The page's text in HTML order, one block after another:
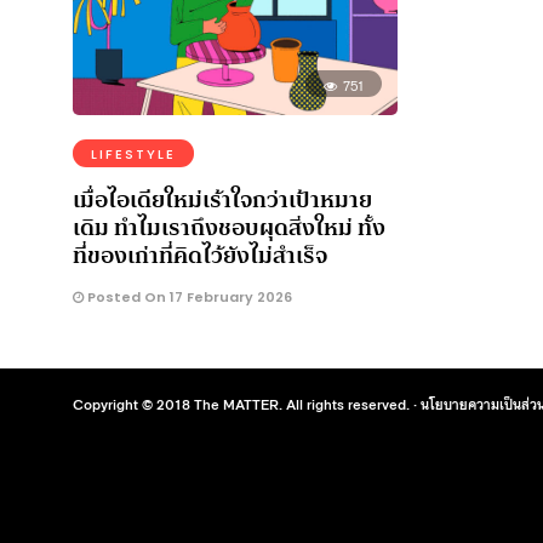
751
LIFESTYLE
เมื่อไอเดียใหม่เร้าใจกว่าเป้าหมาย
เดิม ทำไมเราถึงชอบผุดสิ่งใหม่ ทั้ง
ที่ของเก่าที่คิดไว้ยังไม่สำเร็จ
Posted On 17 February 2026
Copyright © 2018 The MATTER. All rights reserved. ·นโยบายความเป็นส่ว